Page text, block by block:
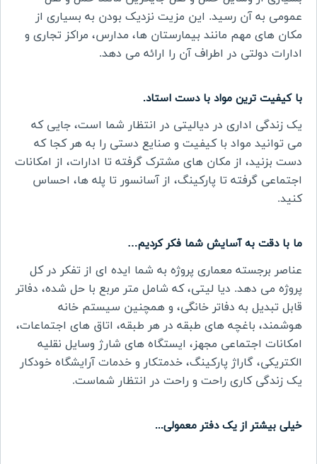
عمومی به آن رسید. این مزیت نزدیک بودن به بسیاری از
مکان های مهم مانند بیمارستان ها، مدارس، مراکز تجاری و
ادارات دولتی در اطراف آن را ارائه می دهد.
با کیفیت ترین مواد با دست استاد.
یک زندگی اداری در دیالیتی در انتظار شما است، جایی که
می توانید مواد با کیفیت و صنایع دستی را به هر کجا که
دست بزنید، از مکان های مشترک گرفته تا ادارات، از امکانات
اجتماعی گرفته تا پارکینگ، از آسانسور تا پله ها، احساس
کنید.
ما با دقت به آسایش شما فکر کردیم…
عناصر برجسته معماری پروژه به شما ایده ای از تفکر در کل
پروژه می دهد. دیا لیتی، که شامل متر مربع با حل شده، دفاتر
قابل تبدیل به دفاتر خانگی، و همچنین سیستم خانه
هوشمند، باغچه های طبقه در هر طبقه، اتاق های اجتماعات،
امکانات اجتماعی مجهز، ایستگاه های شارژ وسایل نقلیه
الکتریکی، گاراژ پارکینگ، خدمتکار و خدمات آرایشگاه خودکار
یک زندگی کاری راحت و راحت در انتظار شماست.
خیلی بیشتر از یک دفتر معمولی...